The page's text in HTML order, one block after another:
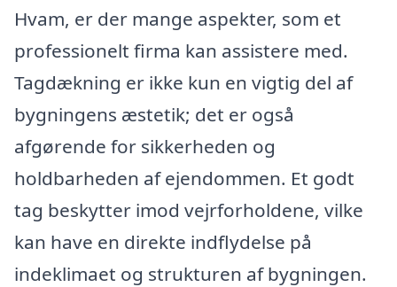
Hvam, er der mange aspekter, som et
professionelt firma kan assistere med.
Tagdækning er ikke kun en vigtig del af
bygningens æstetik; det er også
afgørende for sikkerheden og
holdbarheden af ejendommen. Et godt
tag beskytter imod vejrforholdene, vilke
kan have en direkte indflydelse på
indeklimaet og strukturen af bygningen.